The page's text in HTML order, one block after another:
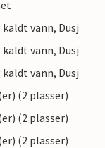
kaldt vann, Dusj
kaldt vann, Dusj
kaldt vann, Dusj
(2 plasser)
(2 plasser)
(2 plasser)